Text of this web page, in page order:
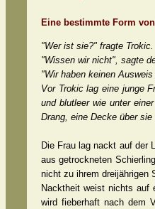
Eine bestimmte Form
"Wer ist sie?" fragte Trokic.
"Wissen wir nicht", sagte
"Wir haben keinen
Vor Trokic lag eine junge
und blutleer wie unter
Drang, eine Decke über sie
Die Frau lag nackt auf der
aus getrockneten
nicht zu ihrem dreijährigen
Nacktheit weist nichts auf
wird fieberhaft nach dem